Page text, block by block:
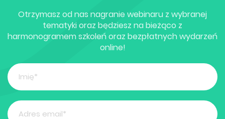
Otrzymasz od nas nagranie webinaru z wybranej
tematyki oraz będziesz na bieżąco z
harmonogramem szkoleń oraz bezpłatnych wydarzeń
online!